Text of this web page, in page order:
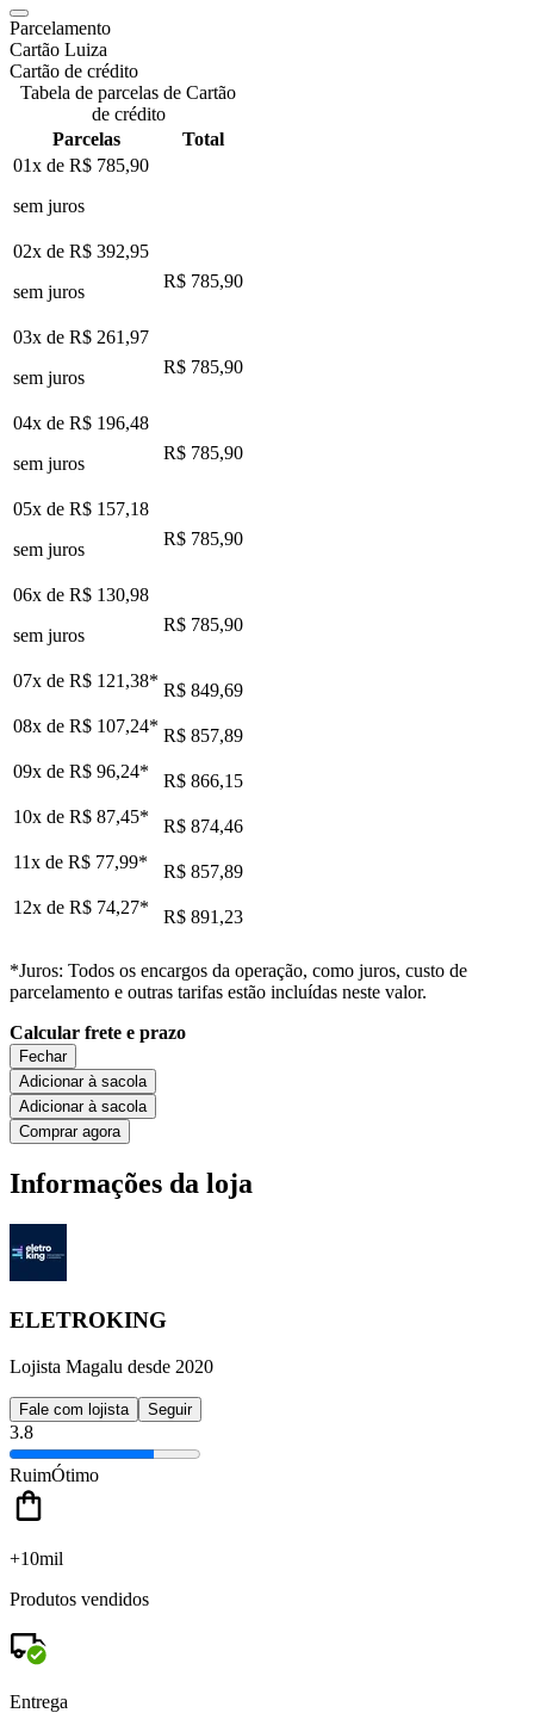
Parcelamento
Cartão Luiza
Cartão de crédito
Tabela de parcelas de Cartão
de crédito
Parcelas
Total
01x de R$ 785,90
sem juros
02x de R$ 392,95
sem juros
R$ 785,90
03x de R$ 261,97
sem juros
R$ 785,90
04x de R$ 196,48
sem juros
R$ 785,90
05x de R$ 157,18
sem juros
R$ 785,90
06x de R$ 130,98
sem juros
R$ 785,90
07x de R$ 121,38* R$ 849,69
08x de R$ 107,24* R$ 857,89
09x de R$ 96,24*
R$ 866,15
10x de R$ 87,45*
R$ 874,46
11x de R$ 77,99*
R$ 857,89
12x de R$ 74,27* R$ 891,23
*Juros: Todos os encargos da operação, como juros, custo de
parcelamento e outras tarifas estão incluídas neste valor.
Calcular frete e prazo
Fechar
Adicionar à sacola
Adicionar à sacola
Comprar agora
Informações da loja
ELETROKING
Lojista Magalu desde 2020
Fale com lojista Seguir
3.8
RuimÓtimo
+10mil
Produtos vendidos
Entrega